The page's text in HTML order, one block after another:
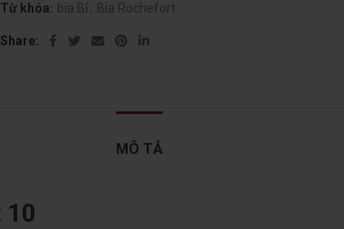
Từ khóa: bia Bỉ , Bia Rochefort
Share
MÔ TẢ